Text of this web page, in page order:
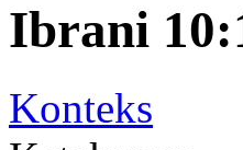
Ibrani
Konteks